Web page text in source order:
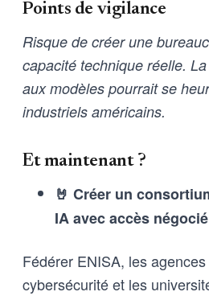
Points de vigilance
Risque de créer une
capacité technique réelle.
aux modèles pourrait se
industriels américains.
Et maintenant ?
🤘 Créer un
IA avec accès
Fédérer ENISA, les
cybersécurité et les